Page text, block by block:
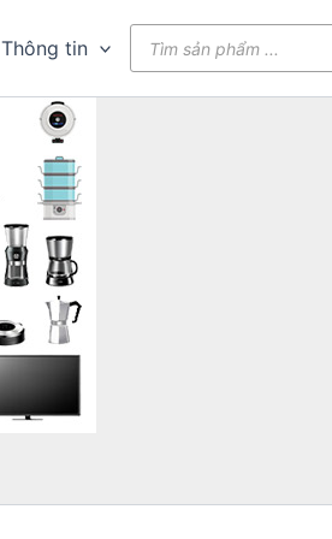
Thông tin
kiếm